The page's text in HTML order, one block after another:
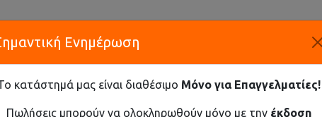
ΕΤΑΙΡΕΙΑ
Ενημέρωση
κατάστημά μας είναι διαθέσιμο Μόνο για Επαγγελματίες!
Πωλήσεις μπορούν να ολοκληρωθούν μόνο με την έκδοση